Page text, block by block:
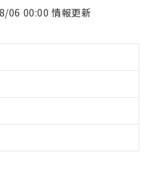
06 00:00 情報更新